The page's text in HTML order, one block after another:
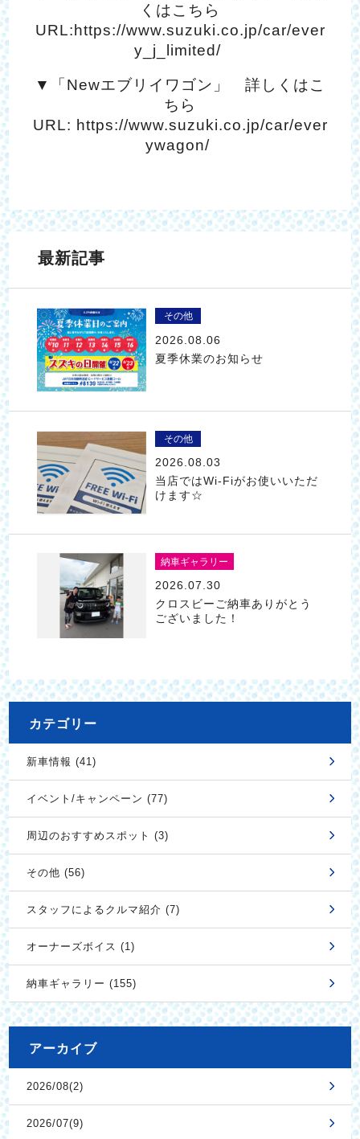
くはこちら
URL:https://www.suzuki.co.jp/car/ever
y_j_limited/
▼「Newエブリイワゴン」 詳しくはこ
ちら
URL: https://www.suzuki.co.jp/car/ever
ywagon/
最新記事
その他
2026.08.06
夏季休業のお知らせ
その他
2026.08.03
当店ではWi-Fiがお使いいただ
けます☆
納車ギャラリー
2026.07.30
クロスビーご納車ありがとう
ございました！
カテゴリー
新車情報 (41)
イベント/キャンペーン (77)
周辺のおすすめスポット (3)
その他 (56)
スタッフによるクルマ紹介 (7)
オーナーズボイス (1)
納車ギャラリー (155)
アーカイブ
2026/08(2)
2026/07(9)